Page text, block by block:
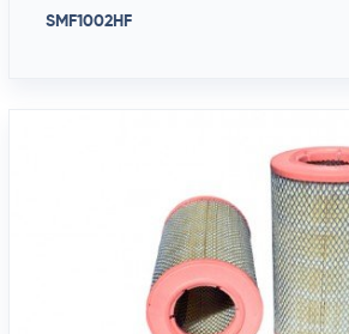
SMF1002HF